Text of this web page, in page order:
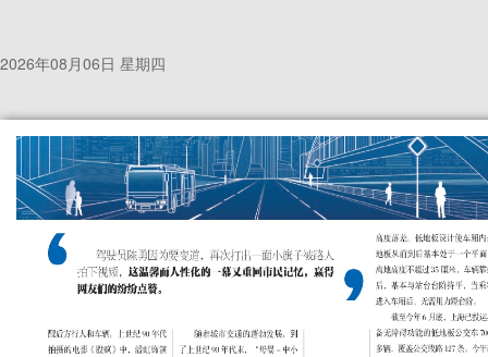
2026年08月06日 星期四